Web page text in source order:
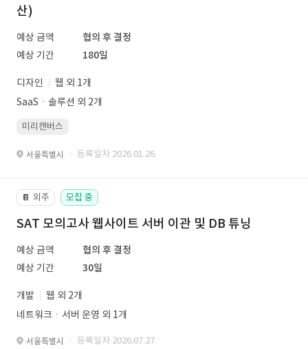
산)
예상 금액
협의 후 결정
예상 기간
180일
디자인
웹 외 1개
SaaSㆍ솔루션 외 2개
미리캔버스
서울특별시 · 등록일자 2026.01.26.
📔 외주 모집 중
SAT 모의고사 웹사이트 서버 이관 및 DB 튜닝
예상 금액
협의 후 결정
예상 기간
30일
개발
웹 외 2개
네트워크ㆍ서버 운영 외 1개
서울특별시 · 등록일자 2026.07.27.